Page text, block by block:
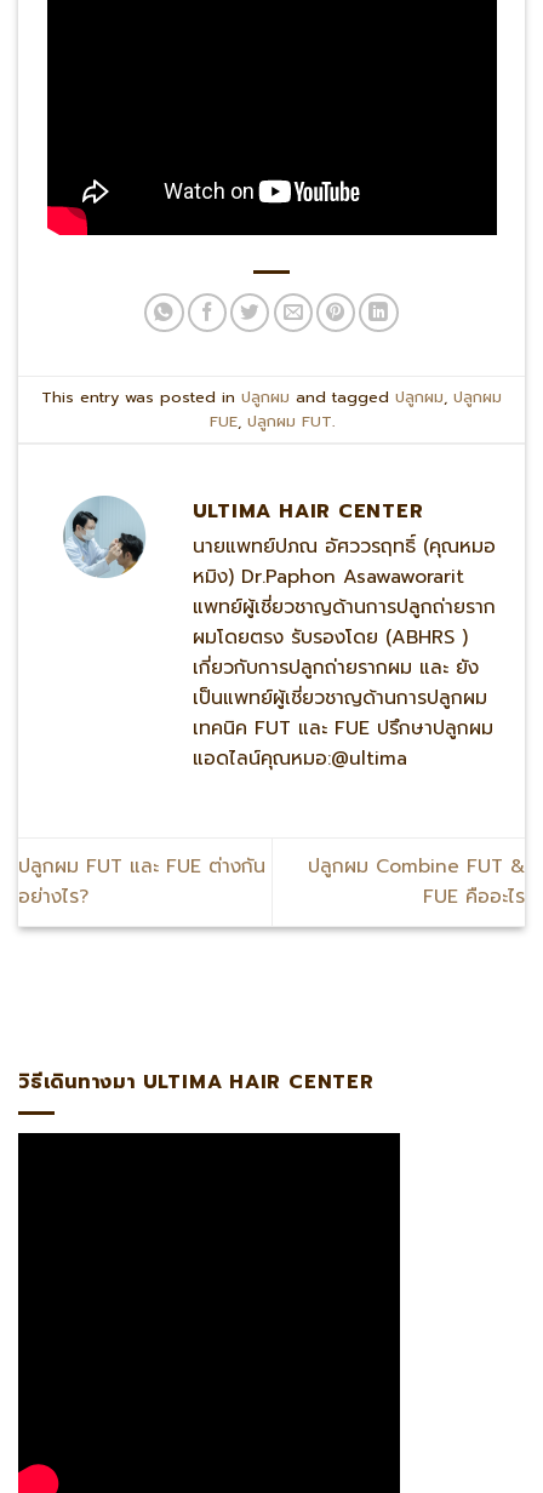
This entry was posted in ปลูกผม and tagged ปลูกผม, ปลูกผม
FUE, ปลูกผม FUT.
ULTIMA HAIR CENTER
นายแพทย์ปภณ อัศววรฤทธิ์ (คุณหมอ
หมิง) Dr.Paphon Asawaworarit
แพทย์ผู้เชี่ยวชาญด้านการปลูกถ่ายราก
ผมโดยตรง รับรองโดย (ABHRS )
เกี่ยวกับการปลูกถ่ายรากผม และ ยัง
เป็นแพทย์ผู้เชี่ยวชาญด้านการปลูกผม
เทคนิค FUT และ FUE ปรึกษาปลูกผม
แอดไลน์คุณหมอ:@ultima
ปลูกผม FUT และ FUE ต่างกัน
อย่างไร?
ปลูกผม Combine FUT &
FUE คืออะไร
วิธีเดินทางมา ULTIMA HAIR CENTER